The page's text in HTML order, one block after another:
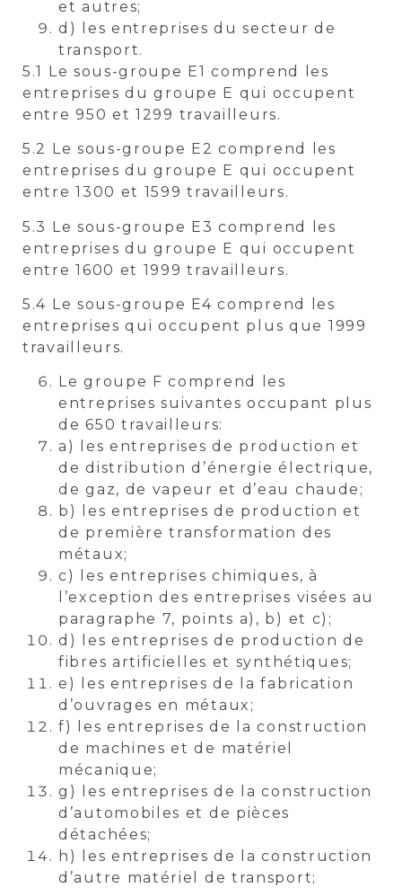
et autres;
d) les entreprises du secteur de
transport.
5.1 Le sous-groupe E1 comprend les
entreprises du groupe E qui occupent
entre 950 et 1299 travailleurs.
5.2 Le sous-groupe E2 comprend les
entreprises du groupe E qui occupent
entre 1300 et 1599 travailleurs.
5.3 Le sous-groupe E3 comprend les
entreprises du groupe E qui occupent
entre 1600 et 1999 travailleurs.
5.4 Le sous-groupe E4 comprend les
entreprises qui occupent plus que 1999
travailleurs.
Le groupe F comprend les
entreprises suivantes occupant plus
de 650 travailleurs:
a) les entreprises de production et
de distribution d’énergie électrique,
de gaz, de vapeur et d’eau chaude;
b) les entreprises de production et
de première transformation des
métaux;
c) les entreprises chimiques, à
l’exception des entreprises visées au
paragraphe 7, points a), b) et c);
d) les entreprises de production de
fibres artificielles et synthétiques;
e) les entreprises de la fabrication
d’ouvrages en métaux;
f) les entreprises de la construction
de machines et de matériel
mécanique;
g) les entreprises de la construction
d’automobiles et de pièces
détachées;
h) les entreprises de la construction
d’autre matériel de transport;